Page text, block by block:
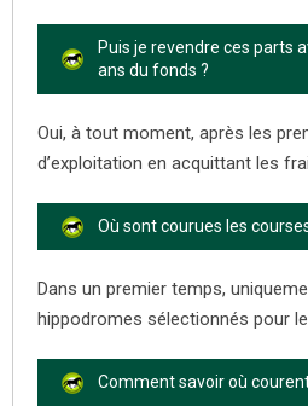
Puis je revendre ces parts
ans du fonds ?
Oui, à tout moment, après les
d’exploitation en acquittant les
Où sont courues les
Dans un premier temps,
hippodromes sélectionnés pour
Comment savoir où